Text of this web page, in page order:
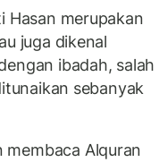
Hasan merupakan
juga dikenal
ibadah, salah
sebanyak
membaca Alquran